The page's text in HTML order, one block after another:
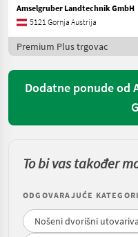
Amselgruber Landtechnik GmbH
5121 Gornja Austrija
Premium Plus trgovac
Dodatne ponude od
To bi vas također
ODGOVARAJUĆE
Nošeni dvorišni